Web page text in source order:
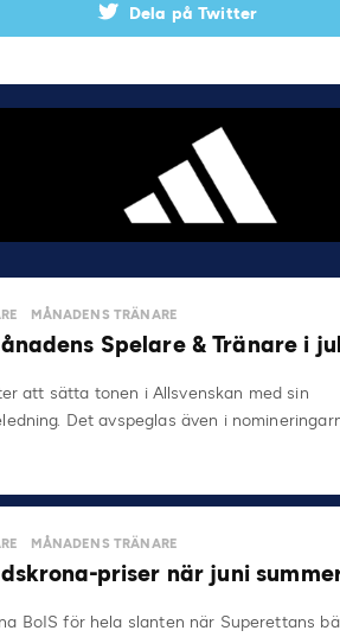
Dela på Twitter
MÅNADENS TRÄNARE
Spelare & Tränare i
att sätta tonen i Allsvenskan med sin
Det avspeglas även i
MÅNADENS TRÄNARE
priser när juni
BoIS för hela slanten när Superettans